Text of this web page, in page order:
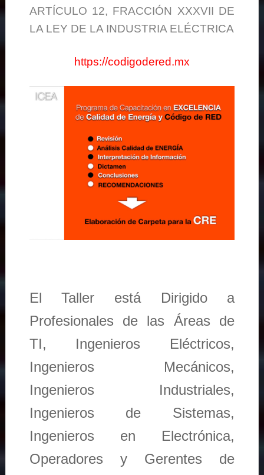
ARTÍCULO 12, FRACCIÓN XXXVII DE
LA LEY DE LA INDUSTRIA ELÉCTRICA
https://codigodered.mx
El Taller está Dirigido a
Profesionales de las Áreas de
TI, Ingenieros Eléctricos,
Ingenieros Mecánicos,
Ingenieros Industriales,
Ingenieros de Sistemas,
Ingenieros en Electrónica,
Operadores y Gerentes de